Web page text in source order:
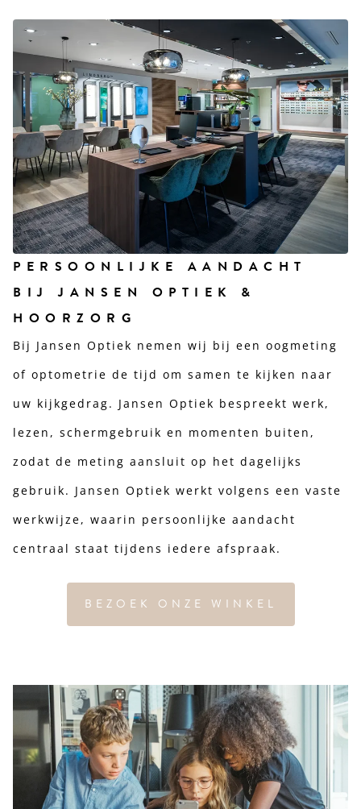
PERSOONLIJKE AANDACHT
BIJ JANSEN OPTIEK &
HOORZORG
Bij Jansen Optiek nemen wij bij een oogmeting
of optometrie de tijd om samen te kijken naar
uw kijkgedrag. Jansen Optiek bespreekt werk,
lezen, schermgebruik en momenten buiten,
zodat de meting aansluit op het dagelijks
gebruik. Jansen Optiek werkt volgens een vaste
werkwijze, waarin persoonlijke aandacht
centraal staat tijdens iedere afspraak.
BEZOEK ONZE WINKEL